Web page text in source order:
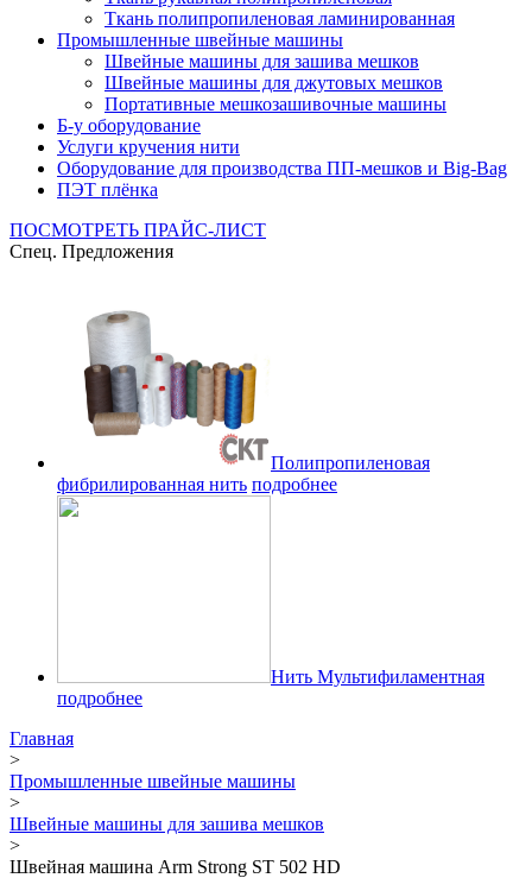
Ткань полипропиленовая ламинированная
Промышленные швейные машины
Швейные машины для зашива мешков
Швейные машины для джутовых мешков
Портативные мешкозашивочные машины
Б-у оборудование
Услуги кручения нити
Оборудование для производства ПП-мешков и Big-Bag
ПЭТ плёнка
ПОСМОТРЕТЬ ПРАЙС-ЛИСТ
Спец. Предложения
Полипропиленовая
фибрилированная нить подробнее
Нить Мультифиламентная
подробнее
Главная
>
Промышленные швейные машины
>
Швейные машины для зашива мешков
>
Швейная машина Arm Strong ST 502 HD